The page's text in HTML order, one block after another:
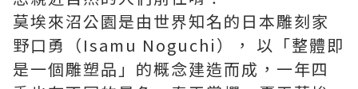
莫埃來沼公園是由世界知名的日本雕刻家
野口勇（Isamu Noguchi）， 以「整體即
是一個雕塑品」的概念建造而成，一年四